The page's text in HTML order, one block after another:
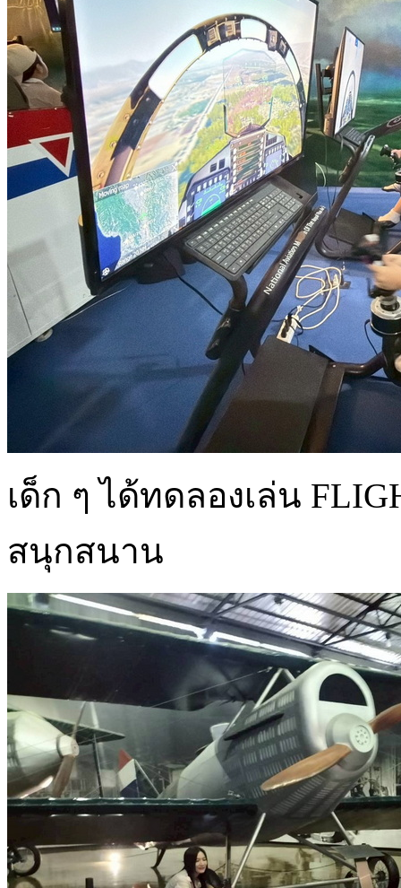
เด็ก ๆ ได้ทดลองเล่น
สนุกสนาน